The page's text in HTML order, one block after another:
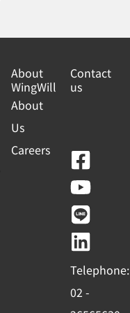
About
WingWill
About
Us
Careers
Contact
us
F
a
c
e
b
o
o
k
Y
o
u
t
u
b
e
L
i
n
e
L
i
n
k
e
d
i
n
Telephone:
02 -